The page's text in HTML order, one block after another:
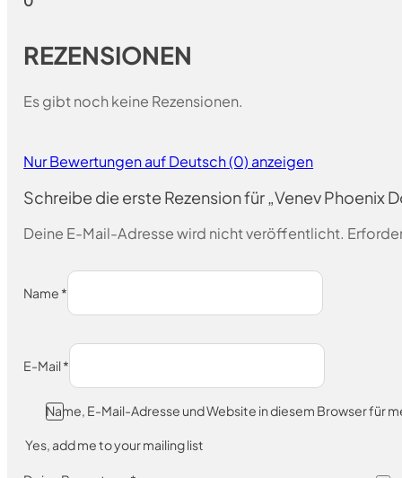
REZENSIONEN
Es gibt noch keine Rezensionen.
Nur Bewertungen auf Deutsch (0) anzeigen
Schreibe die erste Rezension für „Venev
Deine E-Mail-Adresse wird nicht veröffentlicht.
Name *
E-Mail*
Name, E-Mail-Adresse und Website in diesem Browser für
Yes, add me to your mailing list